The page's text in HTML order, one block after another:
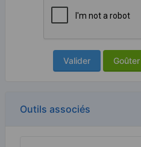
Valider Goûter
Outils associés